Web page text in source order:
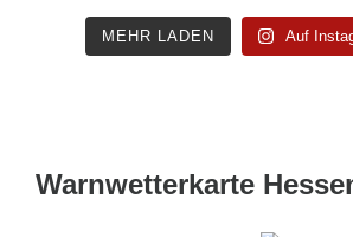
MEHR LADEN Auf
Warnwetterkarte